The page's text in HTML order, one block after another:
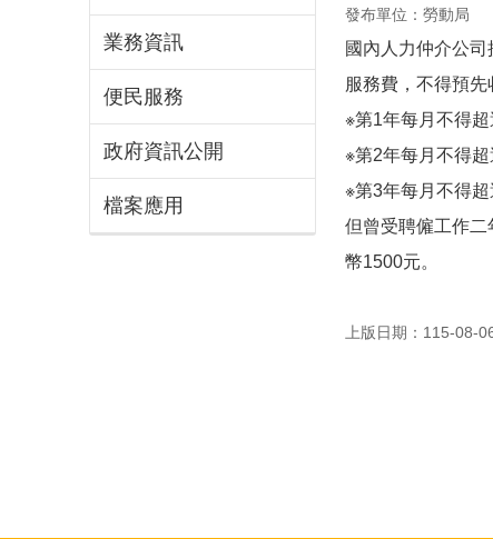
業務資訊
便民服務
政府資訊公開
檔案應用
發布單位：勞動局
國內人力仲介公
服務費，不得預先
※第1年每月不得
※第2年每月不得
※第3年每月不得
但曾受聘僱工作
幣1500元。
上版日期：115-08-